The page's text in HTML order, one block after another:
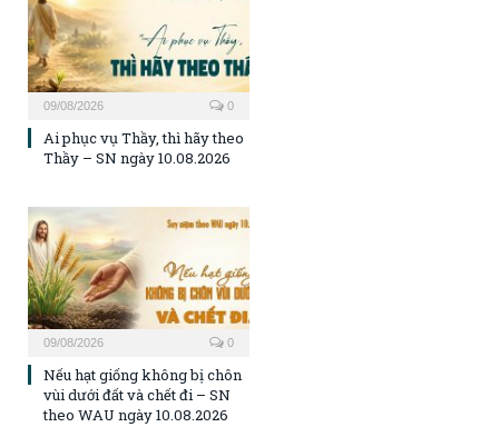
09/08/2026 0
Ai phục vụ Thầy, thì hãy theo
Thầy – SN ngày 10.08.2026
09/08/2026 0
Nếu hạt giống không bị chôn
vùi dưới đất và chết đi – SN
theo WAU ngày 10.08.2026